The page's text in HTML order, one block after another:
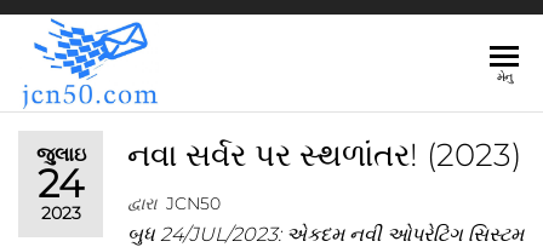
મેનુ
જુલાઇ
24
2023
નવા સર્વર પર સ્થળાંતર! (2023)
દ્વારા JCN50
બુધ 24/JUL/2023: એકદમ નવી ઓપરેટિંગ સિસ્ટમ